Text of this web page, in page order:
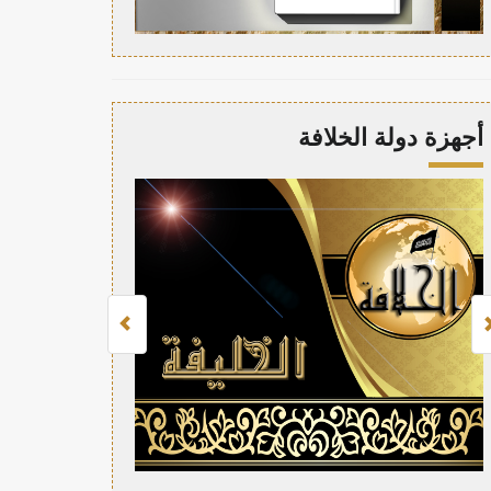
أجهزة دولة الخلافة